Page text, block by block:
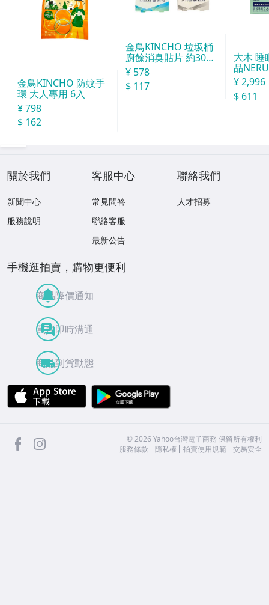
金鳥KINCHO 防蚊手
環 大人專用 6入
¥ 798
$ 162
金鳥KINCHO 垃圾桶
廚餘消臭貼片 約30天
分
¥ 578
$ 117
大木 睡
品
袋
¥ 2,996
$ 611
關於我們
新聞中心
服務說明
客服中心
常見問答
聯絡客服
最新公告
聯絡我們
人才招募
手機逛拍賣，購物更便利
商品降價通知
買賣即時溝通
商品到貨動態
APP Store
facebook ©2026 Yahoo台灣電子商務 保留所有權利
服務條款
隱私權 拍賣使用規範 交易安全